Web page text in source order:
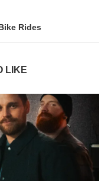
Rides
LIKE